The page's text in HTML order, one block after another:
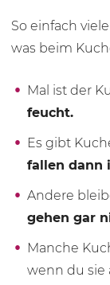
So einfach
was beim
Mal ist der
feucht.
Es gibt
fallen dann
Andere
gehen gar
Manche
wenn du sie